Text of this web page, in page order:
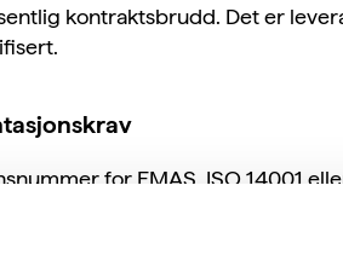
kontraktsbrudd. Det er
for EMAS, ISO 14001
andre tilsvarende attester utstedt